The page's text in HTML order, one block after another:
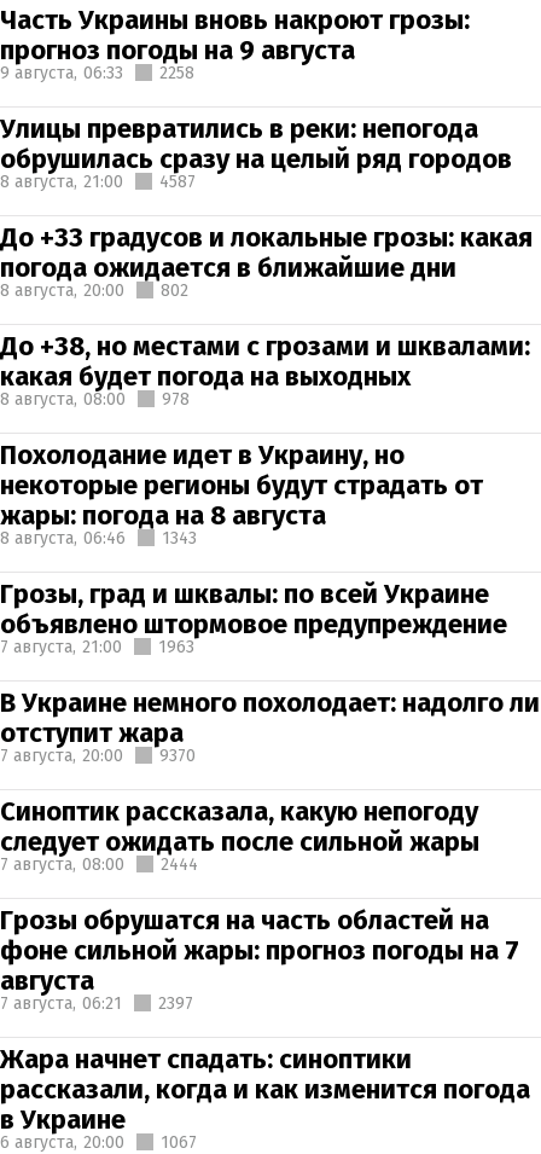
Часть Украины вновь накроют грозы:
прогноз погоды на 9 августа
9 августа, 06:33 2258
Улицы превратились в реки: непогода
обрушилась сразу на целый ряд городов
8 августа, 21:00 4587
До +33 градусов и локальные грозы: какая
погода ожидается в ближайшие дни
8 августа, 20:00 802
До +38, но местами с грозами и шквалами:
какая будет погода на выходных
8 августа, 08:00 978
Похолодание идет в Украину, но
некоторые регионы будут страдать от
жары: погода на 8 августа
8 августа, 06:46 1343
Грозы, град и шквалы: по всей Украине
объявлено штормовое предупреждение
7 августа, 21:00 1963
В Украине немного похолодает: надолго ли
отступит жара
7 августа, 20:00 9370
Синоптик рассказала, какую непогоду
следует ожидать после сильной жары
7 августа, 08:00 2444
Грозы обрушатся на часть областей на
фоне сильной жары: прогноз погоды на 7
августа
7 августа, 06:21 2397
Жара начнет спадать: синоптики
рассказали, когда и как изменится погода
в Украине
6 августа, 20:00 1067